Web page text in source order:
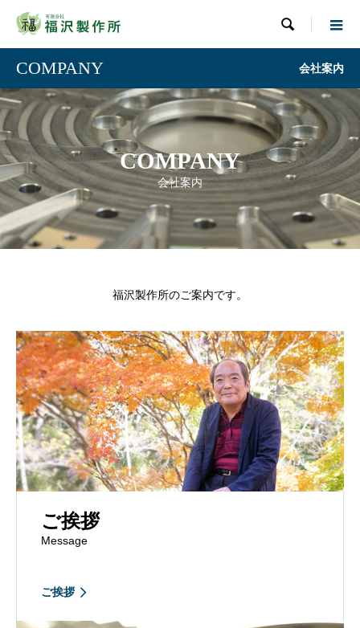

COMPANY 会社案内
COMPANY
会社案内
福沢製作所のご案内です。
ご挨拶
Message
ご挨拶